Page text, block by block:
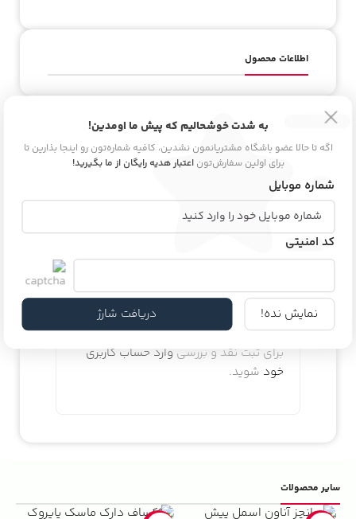
اطلاعات محصول
دیدگاه و پرسش
هیچ دیدگاهی برای این محصول نوشته نشده
است.
کنید برای “سرم روشن کننده و ضد لک ویرا
استتیک”
برای ثبت نقد و بررسی وارد حساب کاربری
خود شوید.
سایر محصولات
به شدت خوشحالیم که پیش ما اومدین!
اگه تا حالا عضو باشگاه مشتریانمون نشدین، کافیه شماره‌تون رو اینجا بذارین تا
برای اولین سفارش‌توناعتبار هدیه رایگان از ما بگیرید!
شماره موبایل
کد امنیتی
نمایش نده! دریافت شارژ